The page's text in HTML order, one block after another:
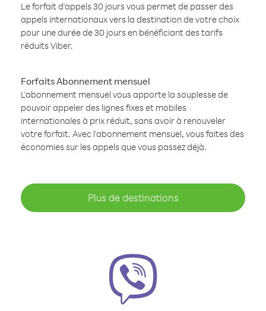
Le forfait d'appels 30 jours vous permet de passer des
appels internationaux vers la destination de votre choix
pour une durée de 30 jours en bénéficiant des tarifs
réduits Viber.
Forfaits Abonnement mensuel
L'abonnement mensuel vous apporte la souplesse de
pouvoir appeler des lignes fixes et mobiles
internationales à prix réduit, sans avoir à renouveler
votre forfait. Avec l'abonnement mensuel, vous faites des
économies sur les appels que vous passez déjà.
Plus de destinations